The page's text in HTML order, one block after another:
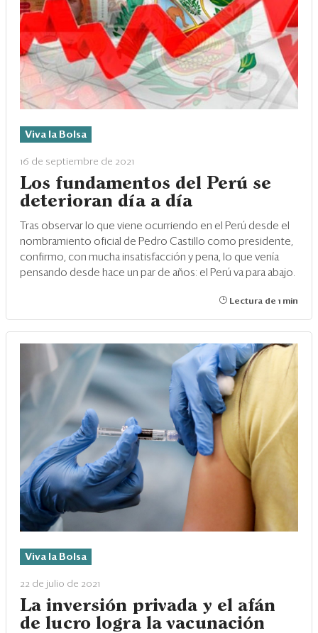
Viva la Bolsa
16 de septiembre de 2021
Los fundamentos del Perú se
deterioran día a día
Tras observar lo que viene ocurriendo en el Perú desde el
nombramiento oficial de Pedro Castillo como presidente,
confirmo, con mucha insatisfacción y pena, lo que venía
pensando desde hace un par de años: el Perú va para abajo.
Lectura de 1 min
Viva la Bolsa
22 de julio de 2021
La inversión privada y el afán
de lucro logra la vacunación